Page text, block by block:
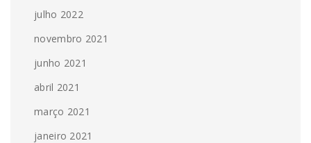
julho 2022
novembro 2021
junho 2021
abril 2021
março 2021
janeiro 2021